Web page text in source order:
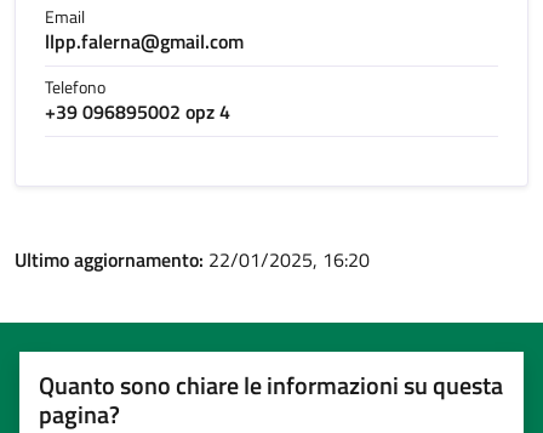
Email
llpp.falerna@gmail.com
Telefono
+39 096895002 opz 4
Ultimo aggiornamento: 22/01/2025, 16:20
Quanto sono chiare le informazioni su questa
pagina?